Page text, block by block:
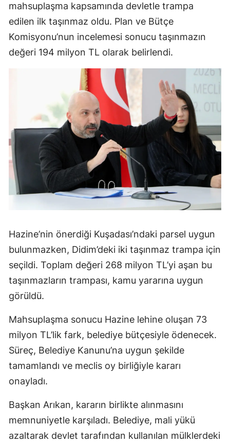
mahsuplaşma kapsamında devletle trampa
edilen ilk taşınmaz oldu. Plan ve Bütçe
Komisyonu’nun incelemesi sonucu taşınmazın
değeri 194 milyon TL olarak belirlendi.
Hazine’nin önerdiği Kuşadası’ndaki parsel uygun
bulunmazken, Didim’deki iki taşınmaz trampa için
seçildi. Toplam değeri 268 milyon TL’yi aşan bu
taşınmazların trampası, kamu yararına uygun
görüldü.
Mahsuplaşma sonucu Hazine lehine oluşan 73
milyon TL’lik fark, belediye bütçesiyle ödenecek.
Süreç, Belediye Kanunu’na uygun şekilde
tamamlandı ve meclis oy birliğiyle kararı
onayladı.
Başkan Arıkan, kararın birlikte alınmasını
memnuniyetle karşıladı. Belediye, mali yükü
azaltarak devlet tarafından kullanılan mülklerdeki